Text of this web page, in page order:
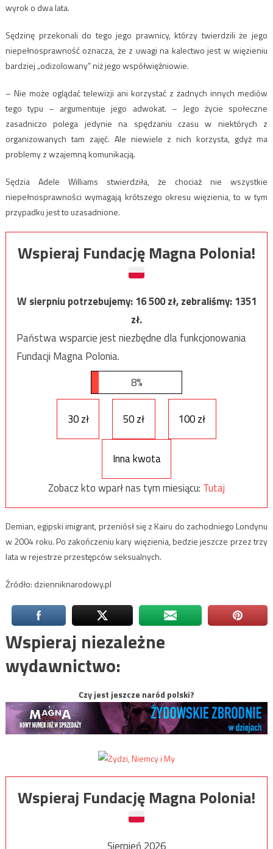
wyrok o dwa lata.
Sędzinę przekonali do tego jego prawnicy, którzy twierdzili że jego
niepełnosprawność oznacza, że ​​z uwagi na kalectwo jest w więzieniu
bardziej „odizolowany” niż jego współwięźniowie.
– Nie może oglądać telewizji ani korzystać z żadnych innych mediów
tego typu – argumentuje jego adwokat. – Jego życie społeczne
zasadniczo polega jedynie na spędzaniu czasu w niektórych z
organizowanych tam zajęć. Ale niewiele z nich korzysta, gdyż ma
problemy z wzajemną komunikacją.
Sędzia Adele Williams stwierdziła, że chociaż nie wszystkie
niepełnosprawności wymagają krótszego okresu więzienia, to w tym
przypadku jest to uzasadnione.
Wspieraj Fundację Magna Polonia!
W sierpniu potrzebujemy:16 500zł, zebraliśmy:1351
zł.
Państwa wsparcie jest niezbędne dla funkcjonowania
Fundacji Magna Polonia.
8%
30 zł 50 zł 100 zł
Inna kwota
Zobacz kto wparł nas tym miesiącu: Tutaj
Demian, egipski imigrant, przeniósł się z Kairu do zachodniego Londynu
w 2004 roku. Po zakończeniu kary więzienia, bedzie jeszcze przez trzy
lata w rejestrze przestępców seksualnych.
Źródło: dzienniknarodowy.pl
Wspieraj niezależne
wydawnictwo:
Czy jest jeszcze naród polski?
Wspieraj Fundację Magna Polonia!
Sierpień 2026